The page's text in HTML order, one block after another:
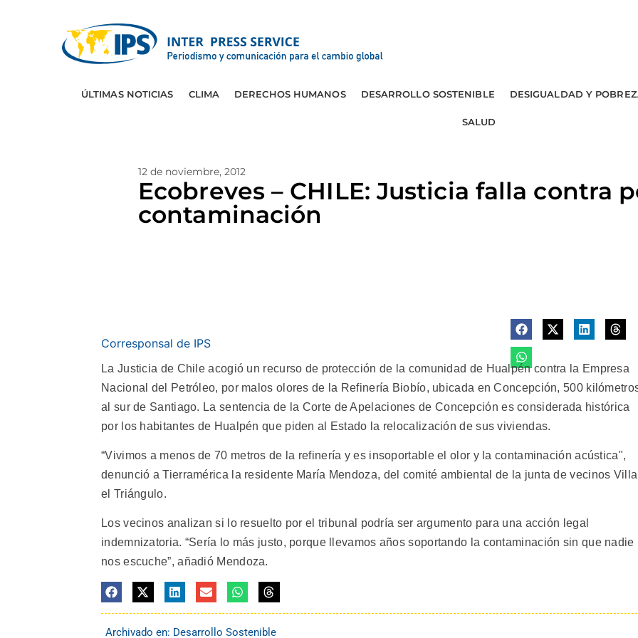
ÚLTIMAS NOTICIAS CLIMA DERECHOS HUMANOS DESARROLLO SOSTENIBLE DESIGUALDAD Y
SALUD
12 de noviembre, 2012
Ecobreves – CHILE: Justicia falla contra
contaminación
Corresponsal de IPS
La Justicia de Chile acogió un recurso de protección de la comunidad de Hualpén contra la Empresa
Nacional del Petróleo, por malos olores de la Refinería Biobío, ubicada en Concepción, 500
al sur de Santiago. La sentencia de la Corte de Apelaciones de Concepción es considerada histórica
por los habitantes de Hualpén que piden al Estado la relocalización de sus viviendas.
“Vivimos a menos de 70 metros de la refinería y es insoportable el olor y la contaminación acústica",
denunció a Tierramérica la residente María Mendoza, del comité ambiental de la junta de vecinos Villa
el Triángulo.
Los vecinos analizan si lo resuelto por el tribunal podría ser argumento para una acción legal
indemnizatoria. “Sería lo más justo, porque llevamos años soportando la contaminación sin que nadie
nos escuche”, añadió Mendoza.
Archivado en: Desarrollo Sostenible